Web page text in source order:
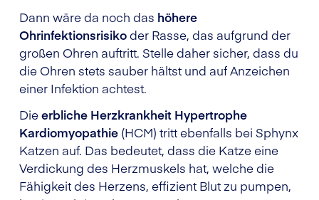
Dann wäre da noch das höhere
Ohrinfektionsrisikoder Rasse, das aufgrund der
großen Ohren auftritt. Stelle daher sicher, dass du
die Ohren stets sauber hältst und auf Anzeichen
einer Infektion achtest.
Dieerbliche Herzkrankheit Hypertrophe
Kardiomyopathie (HCM) tritt ebenfalls bei Sphynx
Katzen auf. Das bedeutet, dass die Katze eine
Verdickung des Herzmuskels hat, welche die
Fähigkeit des Herzens, effizient Blut zu pumpen,